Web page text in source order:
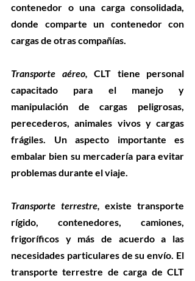
contenedor o una carga consolidada,
donde comparte un contenedor con
cargas de otras compañías.
Transporte aéreo, CLT tiene personal
capacitado para el manejo y
manipulación de cargas peligrosas,
perecederos, animales vivos y cargas
frágiles. Un aspecto importante es
embalar bien su mercadería para evitar
problemas durante el viaje.
Transporte terrestre, existe transporte
rígido, contenedores, camiones,
frigoríficos y más de acuerdo a las
necesidades particulares de su envío. El
transporte terrestre de carga de CLT